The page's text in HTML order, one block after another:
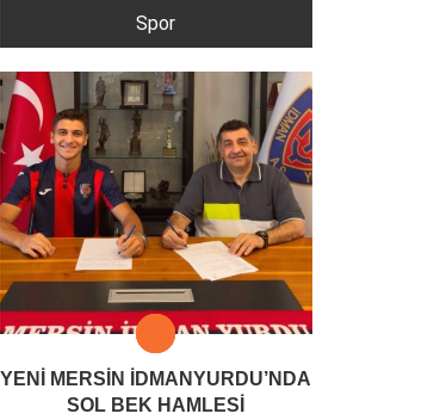
Spor
YENİ MERSİN İDMANYURDU’NDA
SOL BEK HAMLESİ